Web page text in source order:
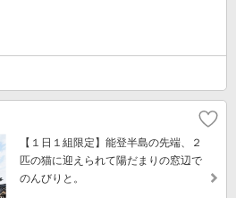
【１日１組限定】能登半島の先端、２
匹の猫に迎えられて陽だまりの窓辺で
のんびりと。